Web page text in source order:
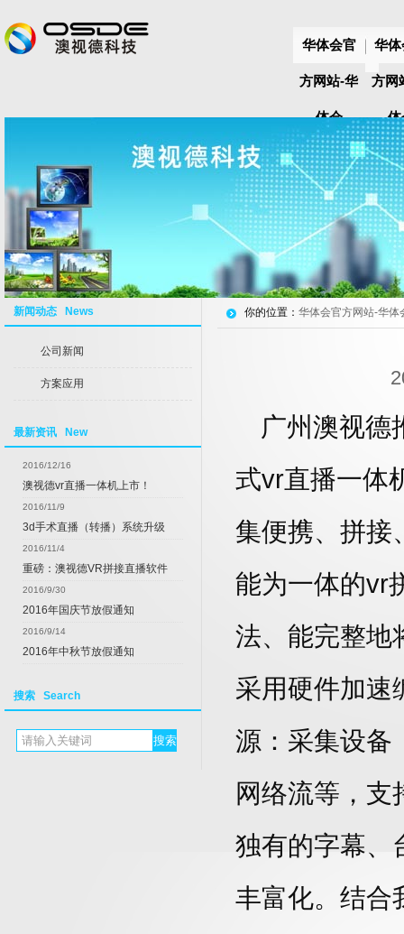
华体会官
方网站-华
体会
huatihui(中
国)
华
方网
体
新闻动态 News
公司新闻
方案应用
最新资讯 New
2016/12/16
澳视德vr直播一体机上市！
2016/11/9
3d手术直播（转播）系统升级
2016/11/4
重磅：澳视德VR拼接直播软件
2016/9/30
2016年国庆节放假通知
2016/9/14
2016年中秋节放假通知
搜索 Search
你的位置： 华体会官方网站-华
广州澳视德
式vr直播一体
集便携、拼接
能为一体的vr
法、能完整地
采用硬件加速
源：采集设备
网络流等， 支
独有的字幕、
丰富化。结合